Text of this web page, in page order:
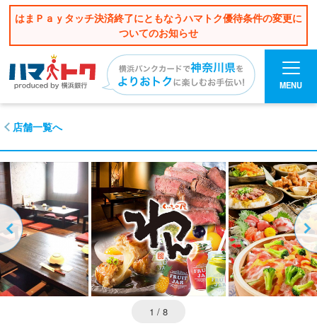
はまＰａｙタッチ決済終了にともなうハマトク優待条件の変更に
ついてのお知らせ
MENU
店舗一覧へ
1 / 8